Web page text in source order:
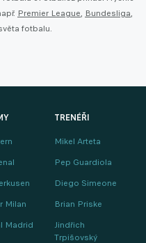
Premier League, Bundesliga,
fotbalu.
Milan
Madrid
TRENÉŘI
Mikel Arteta
Pep Guardiola
Diego Simeone
Brian Priske
Jindřich
Trpišovský